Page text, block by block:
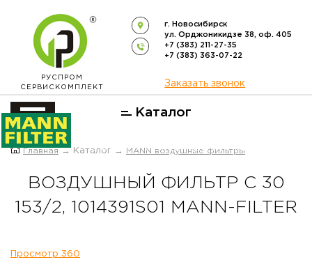
РУСПРОМ
СЕРВИСКОМПЛЕКТ
г. Новосибирск
ул. Орджоникидзе 38, оф. 405
+7 (383) 211-27-35
+7 (383) 363-07-22
Заказать звонок
Каталог
ОФИЦИАЛЬНЫЙ ДИСТРИБЬЮТОР
Главная → Каталог → MANN воздушные фильтры
ВОЗДУШНЫЙ ФИЛЬТР C 30
153/2, 1014391S01 MANN-FILTER
Просмотр 360